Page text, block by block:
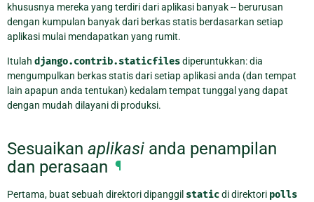
khususnya mereka yang terdiri dari aplikasi banyak -- berurusan
dengan kumpulan banyak dari berkas statis berdasarkan setiap
aplikasi mulai mendapatkan yang rumit.
Itulah django.contrib.staticfilesdiperuntukkan: dia
mengumpulkan berkas statis dari setiap aplikasi anda (dan tempat
lain apapun anda tentukan) kedalam tempat tunggal yang dapat
dengan mudah dilayani di produksi.
Sesuaikan aplikasi anda penampilan
dan perasaan ¶
Pertama, buat sebuah direktori dipanggil staticdi direktori polls